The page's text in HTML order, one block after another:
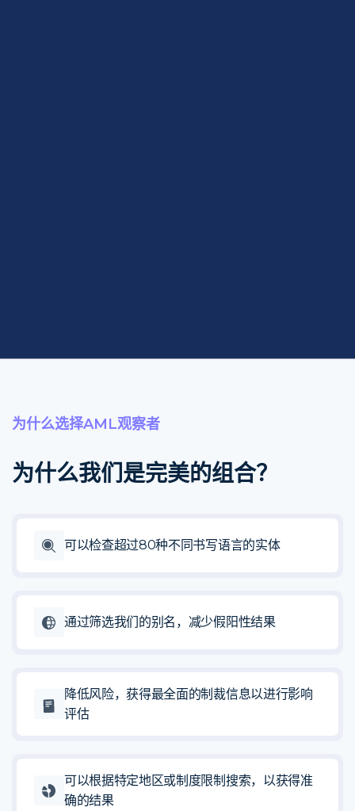
为什么选择AML观察者
为什么我们是完美的组合？
可以检查超过80种不同书写语言的实体
通过筛选我们的别名，减少假阳性结果
降低风险，获得最全面的制裁信息以进行影响
评估
可以根据特定地区或制度限制搜索，以获得准
确的结果